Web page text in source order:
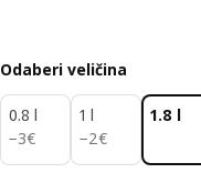
Odaberi veličina
0.8 l
−3€
3€
1 l
−2€
2€
1.8 l